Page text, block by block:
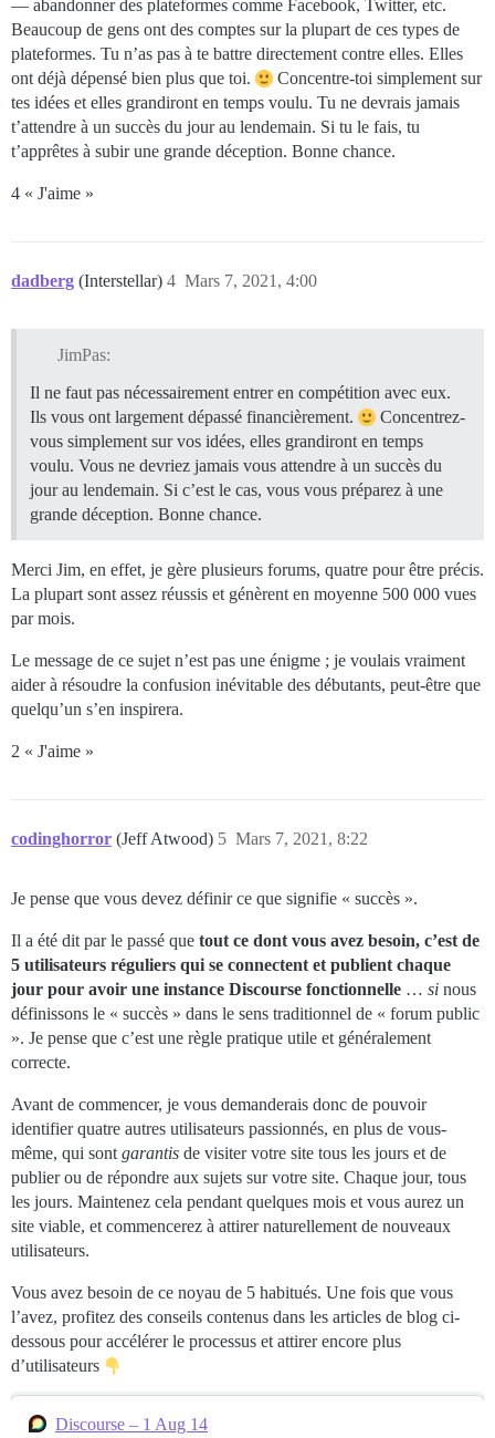
— abandonner des plateformes comme Facebook, Twitter, etc.
Beaucoup de gens ont des comptes sur la plupart de ces types de
plateformes. Tu n’as pas à te battre directement contre elles. Elles
ont déjà dépensé bien plus que toi.
Concentre-toi simplement sur
tes idées et elles grandiront en temps voulu. Tu ne devrais jamais
t’attendre à un succès du jour au lendemain. Si tu le fais, tu
t’apprêtes à subir une grande déception. Bonne chance.
4 « J'aime »
dadberg (Interstellar) Mars 7, 2021, 4:00
4
JimPas:
Il ne faut pas nécessairement entrer en compétition avec eux.
Ils vous ont largement dépassé financièrement.
Concentrez-
vous simplement sur vos idées, elles grandiront en temps
voulu. Vous ne devriez jamais vous attendre à un succès du
jour au lendemain. Si c’est le cas, vous vous préparez à une
grande déception. Bonne chance.
Merci Jim, en effet, je gère plusieurs forums, quatre pour être précis.
La plupart sont assez réussis et génèrent en moyenne 500 000 vues
par mois.
Le message de ce sujet n’est pas une énigme ; je voulais vraiment
aider à résoudre la confusion inévitable des débutants, peut-être que
quelqu’un s’en inspirera.
2 « J'aime »
codinghorror (Jeff Atwood) Mars 7, 2021, 8:22
5
Je pense que vous devez définir ce que signifie « succès ».
Il a été dit par le passé que tout ce dont vous avez besoin, c’est de
5 utilisateurs réguliers qui se connectent et publient chaque
jour pour avoir une instance Discourse fonctionnelle … si nous
définissons le « succès » dans le sens traditionnel de « forum public
». Je pense que c’est une règle pratique utile et généralement
correcte.
Avant de commencer, je vous demanderais donc de pouvoir
identifier quatre autres utilisateurs passionnés, en plus de vous-
même, qui sont garantis de visiter votre site tous les jours et de
publier ou de répondre aux sujets sur votre site. Chaque jour, tous
les jours. Maintenez cela pendant quelques mois et vous aurez un
site viable, et commencerez à attirer naturellement de nouveaux
utilisateurs.
Vous avez besoin de ce noyau de 5 habitués. Une fois que vous
l’avez, profitez des conseils contenus dans les articles de blog ci-
dessous pour accélérer le processus et attirer encore plus
d’utilisateurs
Discourse – 1 Aug 14